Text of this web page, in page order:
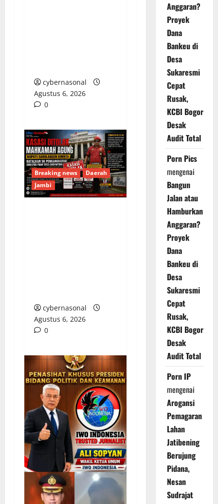
cybernasonal
Agustus 6, 2026
0
Breaking news
Daerah
Jambi
cybernasonal
Agustus 6, 2026
0
Anggaran?
Proyek
Dana
Bankeu di
Desa
Sukaresmi
Cepat
Rusak,
KCBI Bogor
Desak
Audit Total
Porn Pics
mengenai
Bangun
Jalan atau
Hamburkan
Anggaran?
Proyek
Dana
Bankeu di
Desa
Sukaresmi
Cepat
Rusak,
KCBI Bogor
Desak
Audit Total
Porn IP
mengenai
Arogansi
Pemagaran
Lahan
Jatibening
Berujung
Pidana,
Nesan
Sudrajat